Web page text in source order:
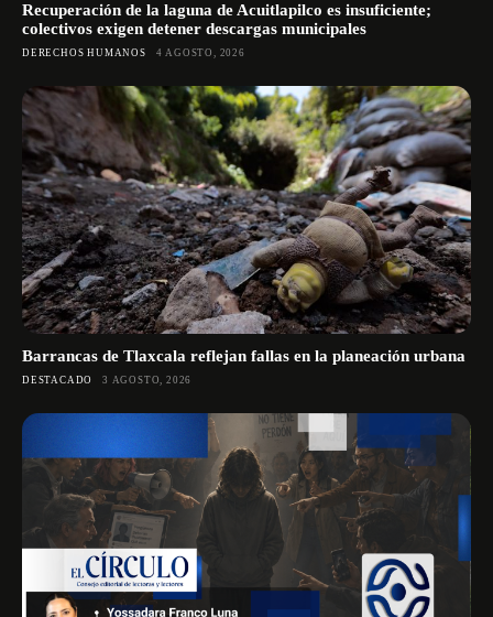
Recuperación de la laguna de Acuitlapilco es insuficiente;
colectivos exigen detener descargas municipales
DERECHOS HUMANOS 4 AGOSTO, 2026
Barrancas de Tlaxcala reflejan fallas en la planeación urbana
DESTACADO 3 AGOSTO, 2026